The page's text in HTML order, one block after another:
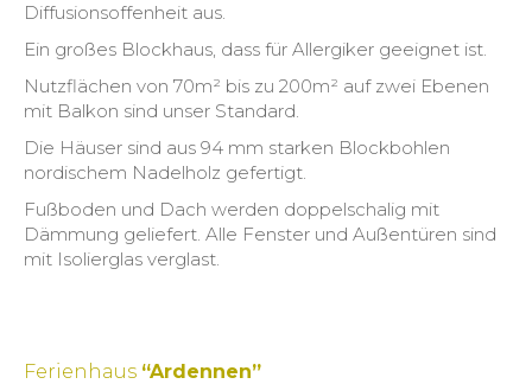
Diffusionsoffenheit aus.
Ein großes Blockhaus, dass für Allergiker geeignet ist.
Nutzflächen von 70m² bis zu 200m² auf zwei Ebenen
mit Balkon sind unser Standard.
Die Häuser sind aus 94 mm starken Blockbohlen
nordischem Nadelholz gefertigt.
Fußboden und Dach werden doppelschalig mit
Dämmung geliefert. Alle Fenster und Außentüren sind
mit Isolierglas verglast.
Ferienhaus “Ardennen”